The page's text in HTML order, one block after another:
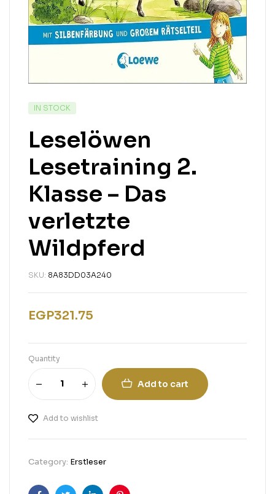
IN STOCK
Leselöwen
Lesetraining 2.
Klasse – Das
verletzte
Wildpferd
SKU: 8A83DD03A240
EGP321.75
Quantity
Add to cart
Add to wishlist
Category: Erstleser